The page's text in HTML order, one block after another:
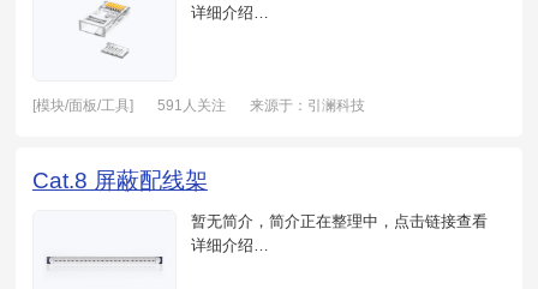
详细介绍…
[模块/面板/工具] 591人关注
来源于：引澜科技
Cat.8 屏蔽配线架
暂无简介，简介正在整理中，点击链接查看
详细介绍…